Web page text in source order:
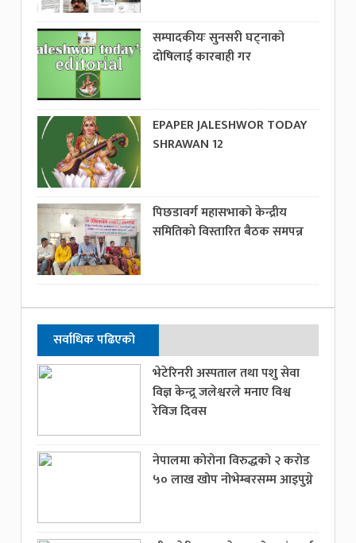
सम्पादकीयः सुनसरी घट्नाको
दोषिलाई कारबाही गर
EPAPER JALESHWOR TODAY
SHRAWAN 12
पिछडावर्ग महासभाको केन्द्रीय
समितिको विस्तारित बैठक समपन्न
सर्वाधिक पढिएको
भेटेरिनरी अस्पताल तथा पशु सेवा
विज्ञ केन्द्र्र जलेश्वरले मनाए विश्व
रेविज दिवस
नेपालमा कोरोना विरुद्धको २ करोड
५० लाख खोप नोभेम्बरसम्म आइपुग्ने